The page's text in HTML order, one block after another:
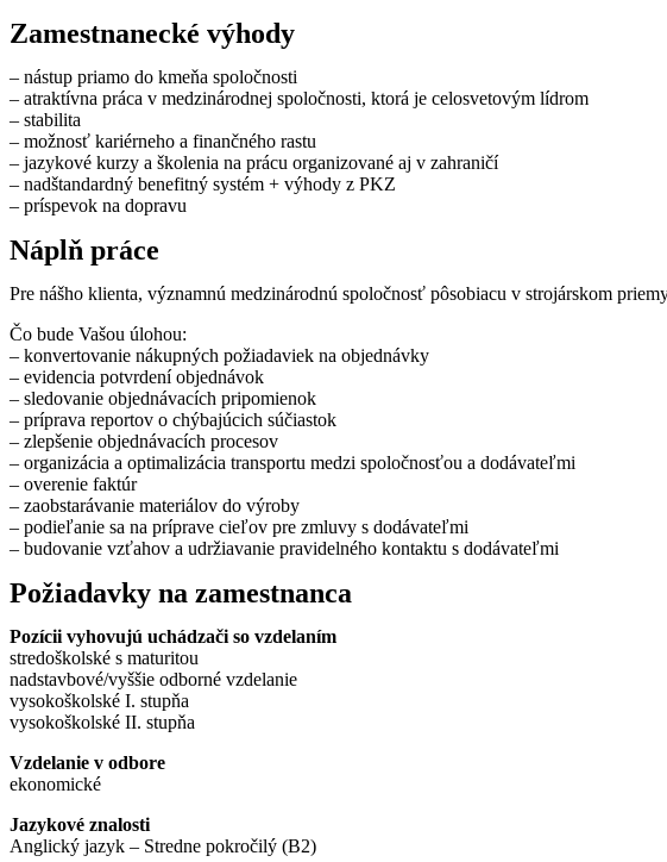
Zamestnanecké výhody
– nástup priamo do kmeňa spoločnosti
– atraktívna práca v medzinárodnej spoločnosti, ktorá je celosvetovým lídrom
– stabilita
– možnosť kariérneho a finančného rastu
– jazykové kurzy a školenia na prácu organizované aj v zahraničí
– nadštandardný benefitný systém + výhody z PKZ
– príspevok na dopravu
Náplň práce
Pre nášho klienta, významnú medzinárodnú spoločnosť pôsobiacu v strojárskom
Čo bude Vašou úlohou:
– konvertovanie nákupných požiadaviek na objednávky
– evidencia potvrdení objednávok
– sledovanie objednávacích pripomienok
– príprava reportov o chýbajúcich súčiastok
– zlepšenie objednávacích procesov
– organizácia a optimalizácia transportu medzi spoločnosťou a dodávateľmi
– overenie faktúr
– zaobstarávanie materiálov do výroby
– podieľanie sa na príprave cieľov pre zmluvy s dodávateľmi
– budovanie vzťahov a udržiavanie pravidelného kontaktu s dodávateľmi
Požiadavky na zamestnanca
Pozícii vyhovujú uchádzači so vzdelaním
stredoškolské s maturitou
nadstavbové/vyššie odborné vzdelanie
vysokoškolské I. stupňa
vysokoškolské II. stupňa
Vzdelanie v odbore
ekonomické
Jazykové znalosti
Anglický jazyk – Stredne pokročilý (B2)